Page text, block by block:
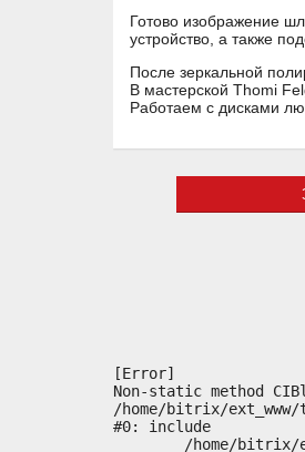
Готово изображение
устройство, а также
После зеркальной
В мастерской Thomi
Работаем с дисками
[Error]
Non-static method
/home/bitrix/
#0: include